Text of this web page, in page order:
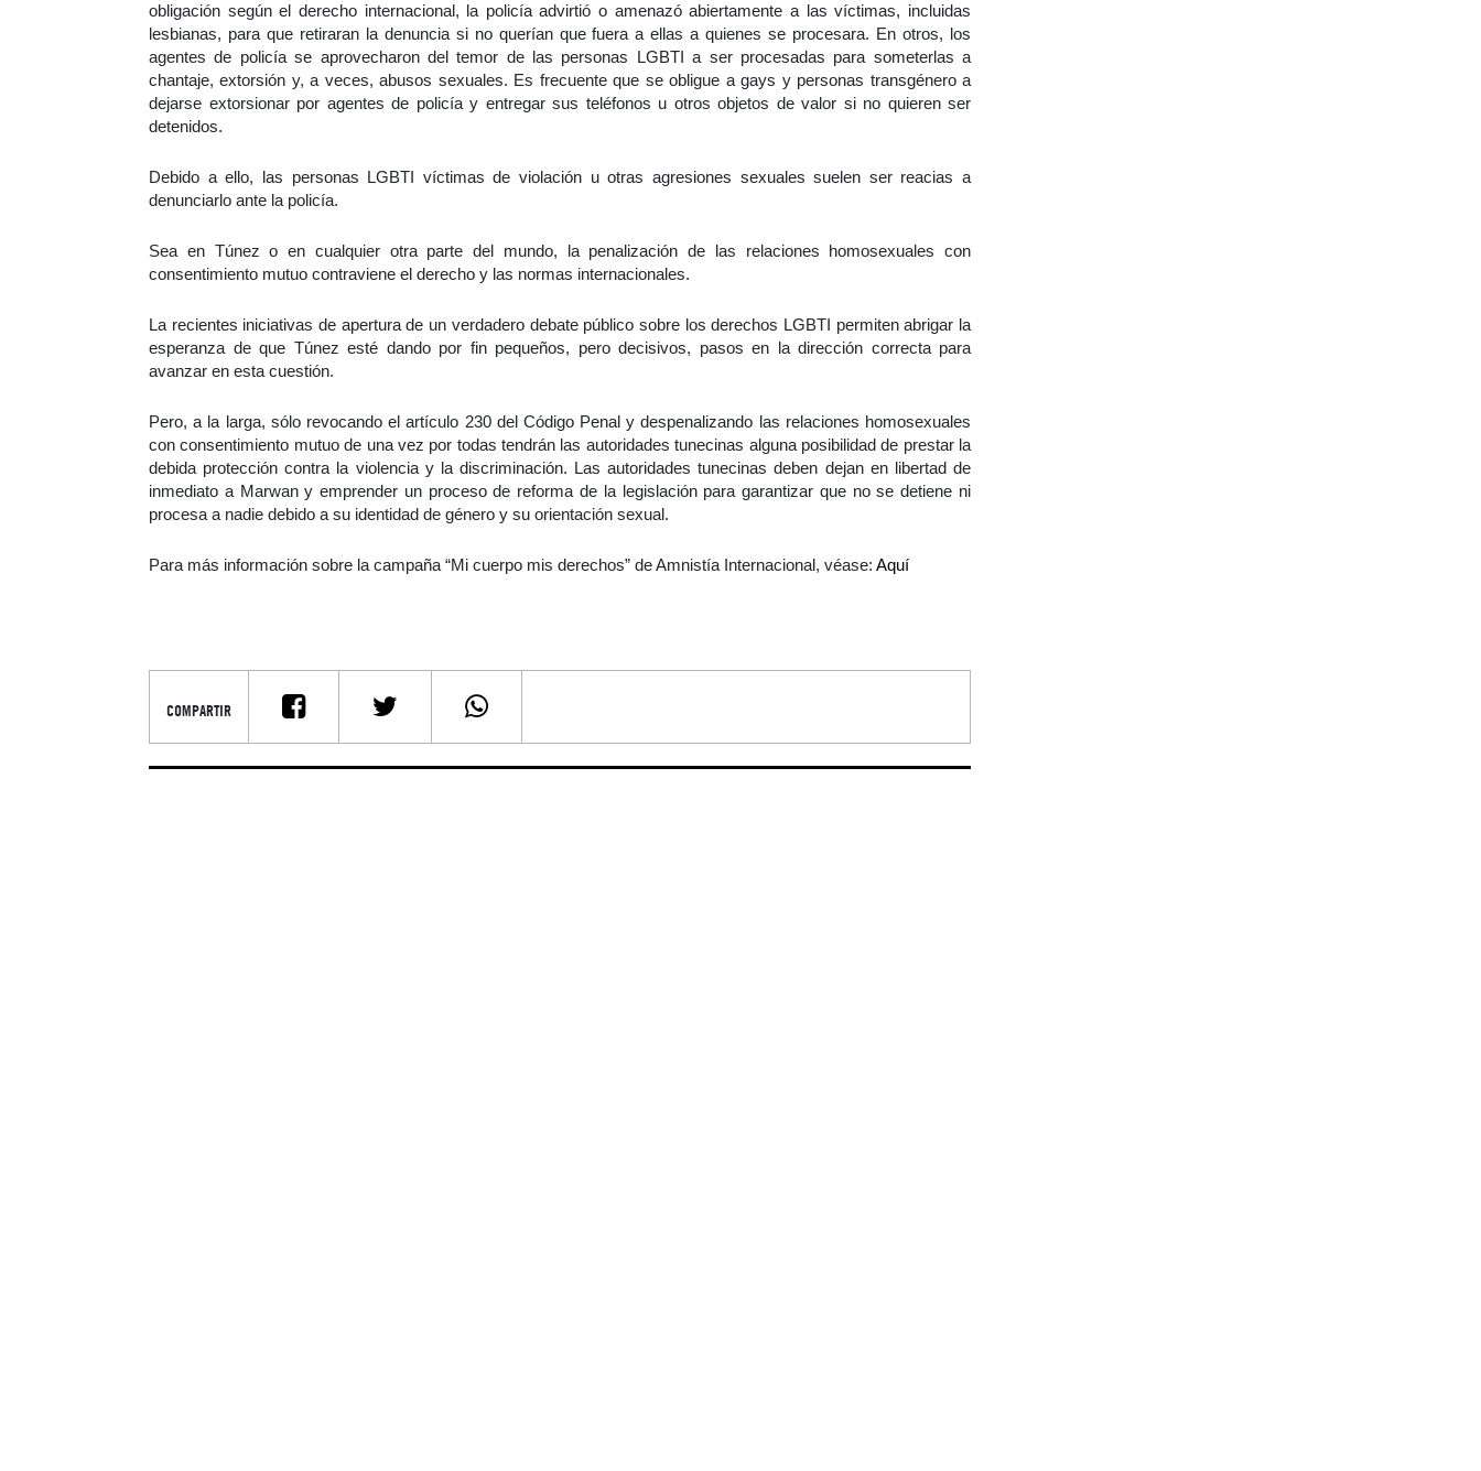
obligación según el derecho internacional, la policía advirtió o amenazó abiertamente a las víctimas, incluidas
lesbianas, para que retiraran la denuncia si no querían que fuera a ellas a quienes se procesara. En otros, los
agentes de policía se aprovecharon del temor de las personas LGBTI a ser procesadas para someterlas a
chantaje, extorsión y, a veces, abusos sexuales. Es frecuente que se obligue a gays y personas transgénero a
dejarse extorsionar por agentes de policía y entregar sus teléfonos u otros objetos de valor si no quieren ser
detenidos.
Debido a ello, las personas LGBTI víctimas de violación u otras agresiones sexuales suelen ser reacias a
denunciarlo ante la policía.
Sea en Túnez o en cualquier otra parte del mundo, la penalización de las relaciones homosexuales con
consentimiento mutuo contraviene el derecho y las normas internacionales.
La recientes iniciativas de apertura de un verdadero debate público sobre los derechos LGBTI permiten abrigar la
esperanza de que Túnez esté dando por fin pequeños, pero decisivos, pasos en la dirección correcta para
avanzar en esta cuestión.
Pero, a la larga, sólo revocando el artículo 230 del Código Penal y despenalizando las relaciones homosexuales
con consentimiento mutuo de una vez por todas tendrán las autoridades tunecinas alguna posibilidad de prestar la
debida protección contra la violencia y la discriminación. Las autoridades tunecinas deben dejan en libertad de
inmediato a Marwan y emprender un proceso de reforma de la legislación para garantizar que no se detiene ni
procesa a nadie debido a su identidad de género y su orientación sexual.
Para más información sobre la campaña “Mi cuerpo mis derechos” de Amnistía Internacional, véase: Aquí
COMPARTIR